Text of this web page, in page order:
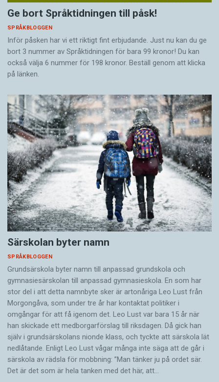
Ge bort Språktidningen till påsk!
SPRÅKBLOGGEN
Inför påsken har vi ett riktigt fint erbjudande. Just nu kan du ge
bort 3 nummer av Språktidningen för bara 99 kronor! Du kan
också välja 6 nummer för 198 kronor. Beställ genom att klicka
på länken.
Särskolan byter namn
SPRÅKBLOGGEN
Grundsärskola byter namn till anpassad grundskola och
gymnasiesärskolan till anpassad gymnasieskola. En som har
stor del i att detta namnbyte sker är artonåriga Leo Lust från
Morgongåva, som under tre år har kontaktat politiker i
omgångar för att få igenom det. Leo Lust var bara 15 år när
han skickade ett medborgarförslag till riksdagen. Då gick han
själv i grundsärskolans nionde klass, och tyckte att särskola lät
nedlåtande. Enligt Leo Lust vågar många inte säga att de går i
särskola av rädsla för mobbning: ”Man tänker ju på ordet sär.
Det är det som är hela tanken med det här, att…